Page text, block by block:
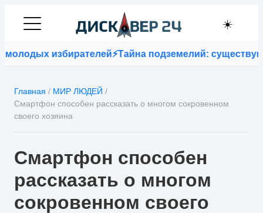
☀️
избирателей⚡Тайна подземелий: существуют
Главная / МИР ЛЮДЕЙ /
Смартфон способен рассказать о многом сокровенном
своего хозяина
Смартфон способен
рассказать о многом
сокровенном своего